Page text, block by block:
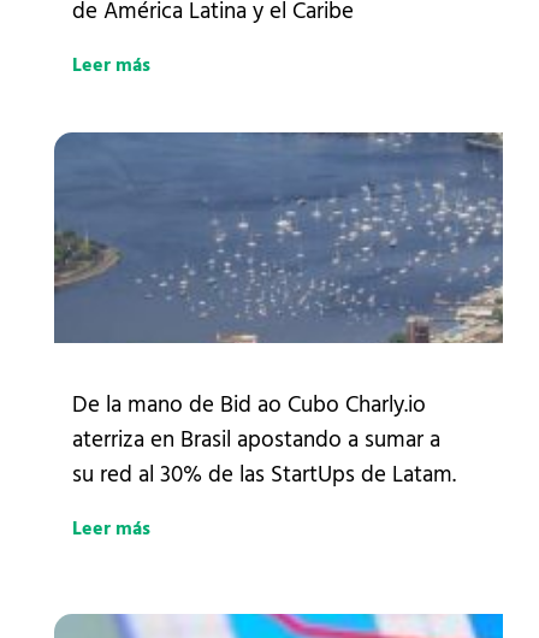
de América Latina y el Caribe
Leer más
De la mano de Bid ao Cubo Charly.io
aterriza en Brasil apostando a sumar a
su red al 30% de las StartUps de Latam.
Leer más